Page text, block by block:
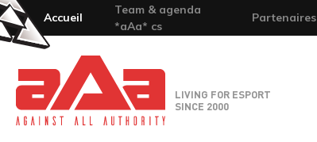
Accueil
Team & agenda
*aAa* cs
Partenaires
Team-aAa - against All authority
LIVING FOR ESPORT
SINCE 2000